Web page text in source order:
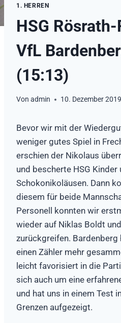
1. HERREN
HSG
VfL
(15:13)
Von admin 10. Dezember 2019
Bevor wir mit der
weniger gutes Spiel in
erschien der Nikolaus
und bescherte HSG
Schokonikoläusen. Dann
diesem für beide
Personell konnten wir
wieder auf Niklas Boldt
zurückgreifen.
einen Zähler mehr
leicht favorisiert in die
sich auch um eine
und hat uns in einem Test
Grenzen aufgezeigt.